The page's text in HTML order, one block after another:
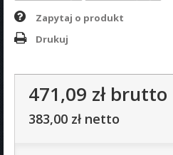
Zapytaj o produkt
Drukuj
471,09 złbrutto
383,00 zł netto